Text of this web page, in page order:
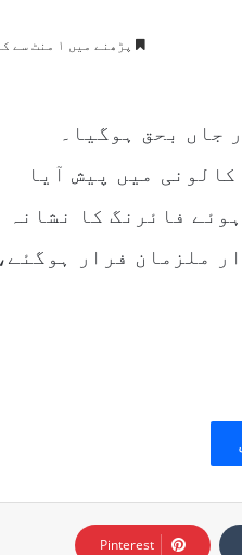
پڑھنے میں ۱ منٹ سے کم
جاں بحق ہوگیا۔
میں پیش آیا
فائرنگ کا نشانہ
ملزمان فرار ہوگئے،
Pinterest